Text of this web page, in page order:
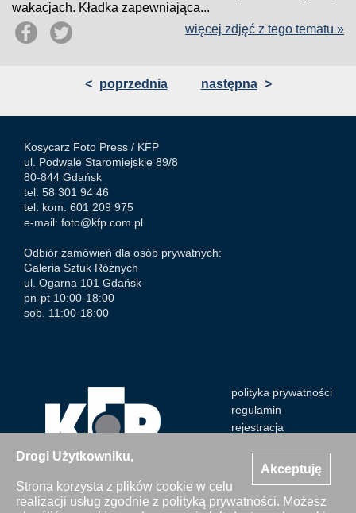
Akceptuję
Drogi Użytkowniku,
Strona korzysta z plików cookie w celu
realizacji usług zgodnie z polityką prywatności. Możesz
wakacjach. Kładka zapewniająca...
więcej zdjęć z tego tematu »
< poprzednia następna >
Kosycarz Foto Press / KFP
ul. Podwale Staromiejskie 89/8
80-844 Gdańsk
tel. 58 301 94 46
tel. kom. 601 209 975
e-mail: foto@kfp.com.pl
Odbiór zamówień dla osób prywatnych:
Galeria Sztuk Różnych
ul. Ogarna 101 Gdańsk
pn-pt 10:00-18:00
sob. 11:00-18:00
polityka prywatności
regulamin
rejestracja
Wszystkie zdjęcia Agencji Kosycarz Foto Press/KFP są